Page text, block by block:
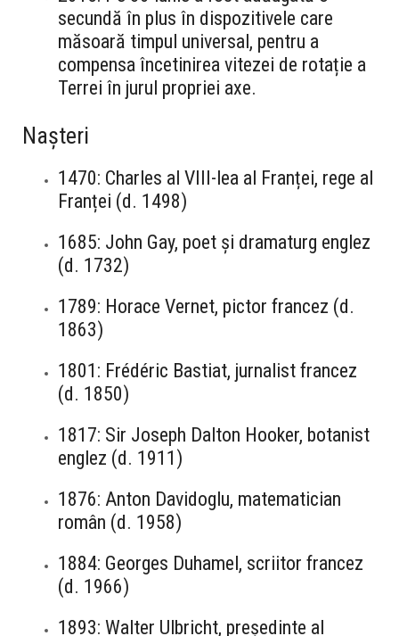
secundă în plus în dispozitivele care
măsoară timpul universal, pentru a
compensa încetinirea vitezei de rotație a
Terrei în jurul propriei axe.
Nașteri
1470: Charles al VIII-lea al Franței, rege al
Franței (d. 1498)
1685: John Gay, poet și dramaturg englez
(d. 1732)
1789: Horace Vernet, pictor francez (d.
1863)
1801: Frédéric Bastiat, jurnalist francez
(d. 1850)
1817: Sir Joseph Dalton Hooker, botanist
englez (d. 1911)
1876: Anton Davidoglu, matematician
român (d. 1958)
1884: Georges Duhamel, scriitor francez
(d. 1966)
1893: Walter Ulbricht, președinte al